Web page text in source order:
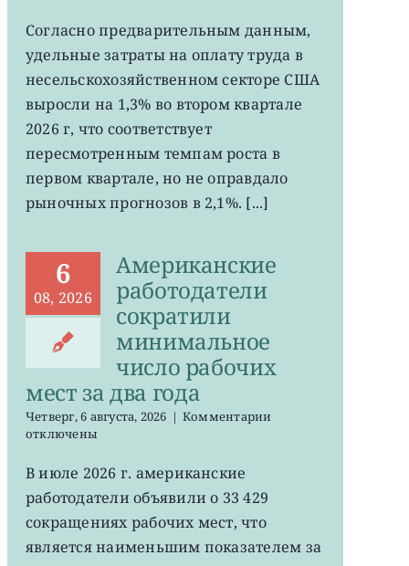
Затраты
рабочую
силу
США
выросли
ожиданий
Согласно предварительным данным,
удельные затраты на оплату труда в
несельскохозяйственном секторе США
выросли на 1,3% во втором квартале
2026 г, что соответствует
пересмотренным темпам роста в
первом квартале, но не оправдало
рыночных прогнозов в 2,1%. [...]
6
08, 2026
Американские
работодатели
сократили
минимальное
число рабочих
мест за два года
Четверг, 6 августа, 2026 | Комментариик
мест
отключены
В июле 2026 г. американские
работодатели объявили о 33 429
сокращениях рабочих мест, что
является наименьшим показателем за